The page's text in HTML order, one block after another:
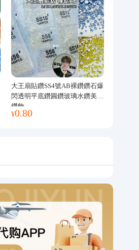
大王扇貼鑽SS4號AB裸鑽鑽石爆
閃透明平底鑽圓鑽玻璃水鑽美甲
鑽飾
¥0.80